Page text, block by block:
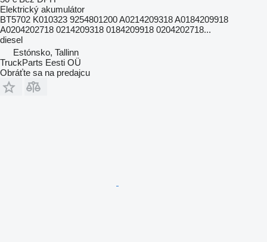
Elektrický akumulátor
BT5702 K010323 9254801200 A0214209318 A0184209918
A0204202718 0214209318 0184209918 0204202718...
diesel
Estónsko, Tallinn
TruckParts Eesti OÜ
Obráťte sa na predajcu